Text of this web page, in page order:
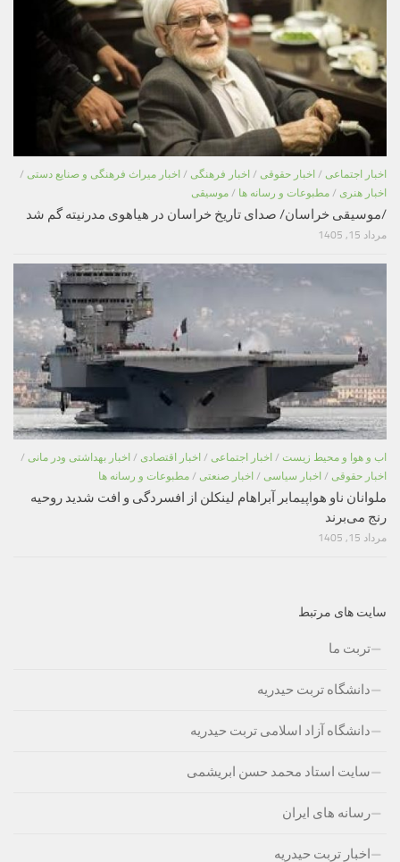
اخبار اجتماعی / اخبار حقوقی / اخبار فرهنگی / اخبار میراث فرهنگی و صنایع دستی /
اخبار هنری / مطبوعات و رسانه ها / موسیقی
/موسیقی خراسان/ صدای تاریخ خراسان در هیاهوی مدرنیته گم شد
مرداد 15, 1405
اب و هوا و محیط زیست / اخبار اجتماعی / اخبار اقتصادی / اخبار بهداشتی ودر مانی /
اخبار حقوقی / اخبار سیاسی / اخبار صنعتی / مطبوعات و رسانه ها
ملوانان ناو هواپیمابر آبراهام لینکلن از افسردگی و افت شدید روحیه
رنج می‌برند
مرداد 15, 1405
سایت های مرتبط
تربت ما
دانشگاه تربت حیدریه
دانشگاه آزاد اسلامی تربت حیدریه
سایت استاد محمد حسن ابریشمی
رسانه های ایران
اخبار تربت حیدریه